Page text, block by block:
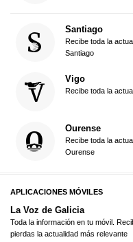
Santiago
Recibe toda la
Santiago
Vigo
Recibe toda la
Ourense
Recibe toda la
Ourense
APLICACIONES MÓVILES
La Voz de Galicia
Toda la información en tu móvil.
pierdas la actualidad más relevante